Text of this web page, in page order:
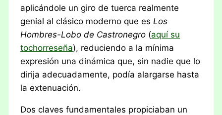
aplicándole un giro de tuerca realmente
genial al clásico moderno que es Los
Hombres-Lobo de Castronegro (aquí su
tochorreseña), reduciendo a la mínima
expresión una dinámica que, sin nadie que lo
dirija adecuadamente, podía alargarse hasta
la extenuación.
Dos claves fundamentales propiciaban un